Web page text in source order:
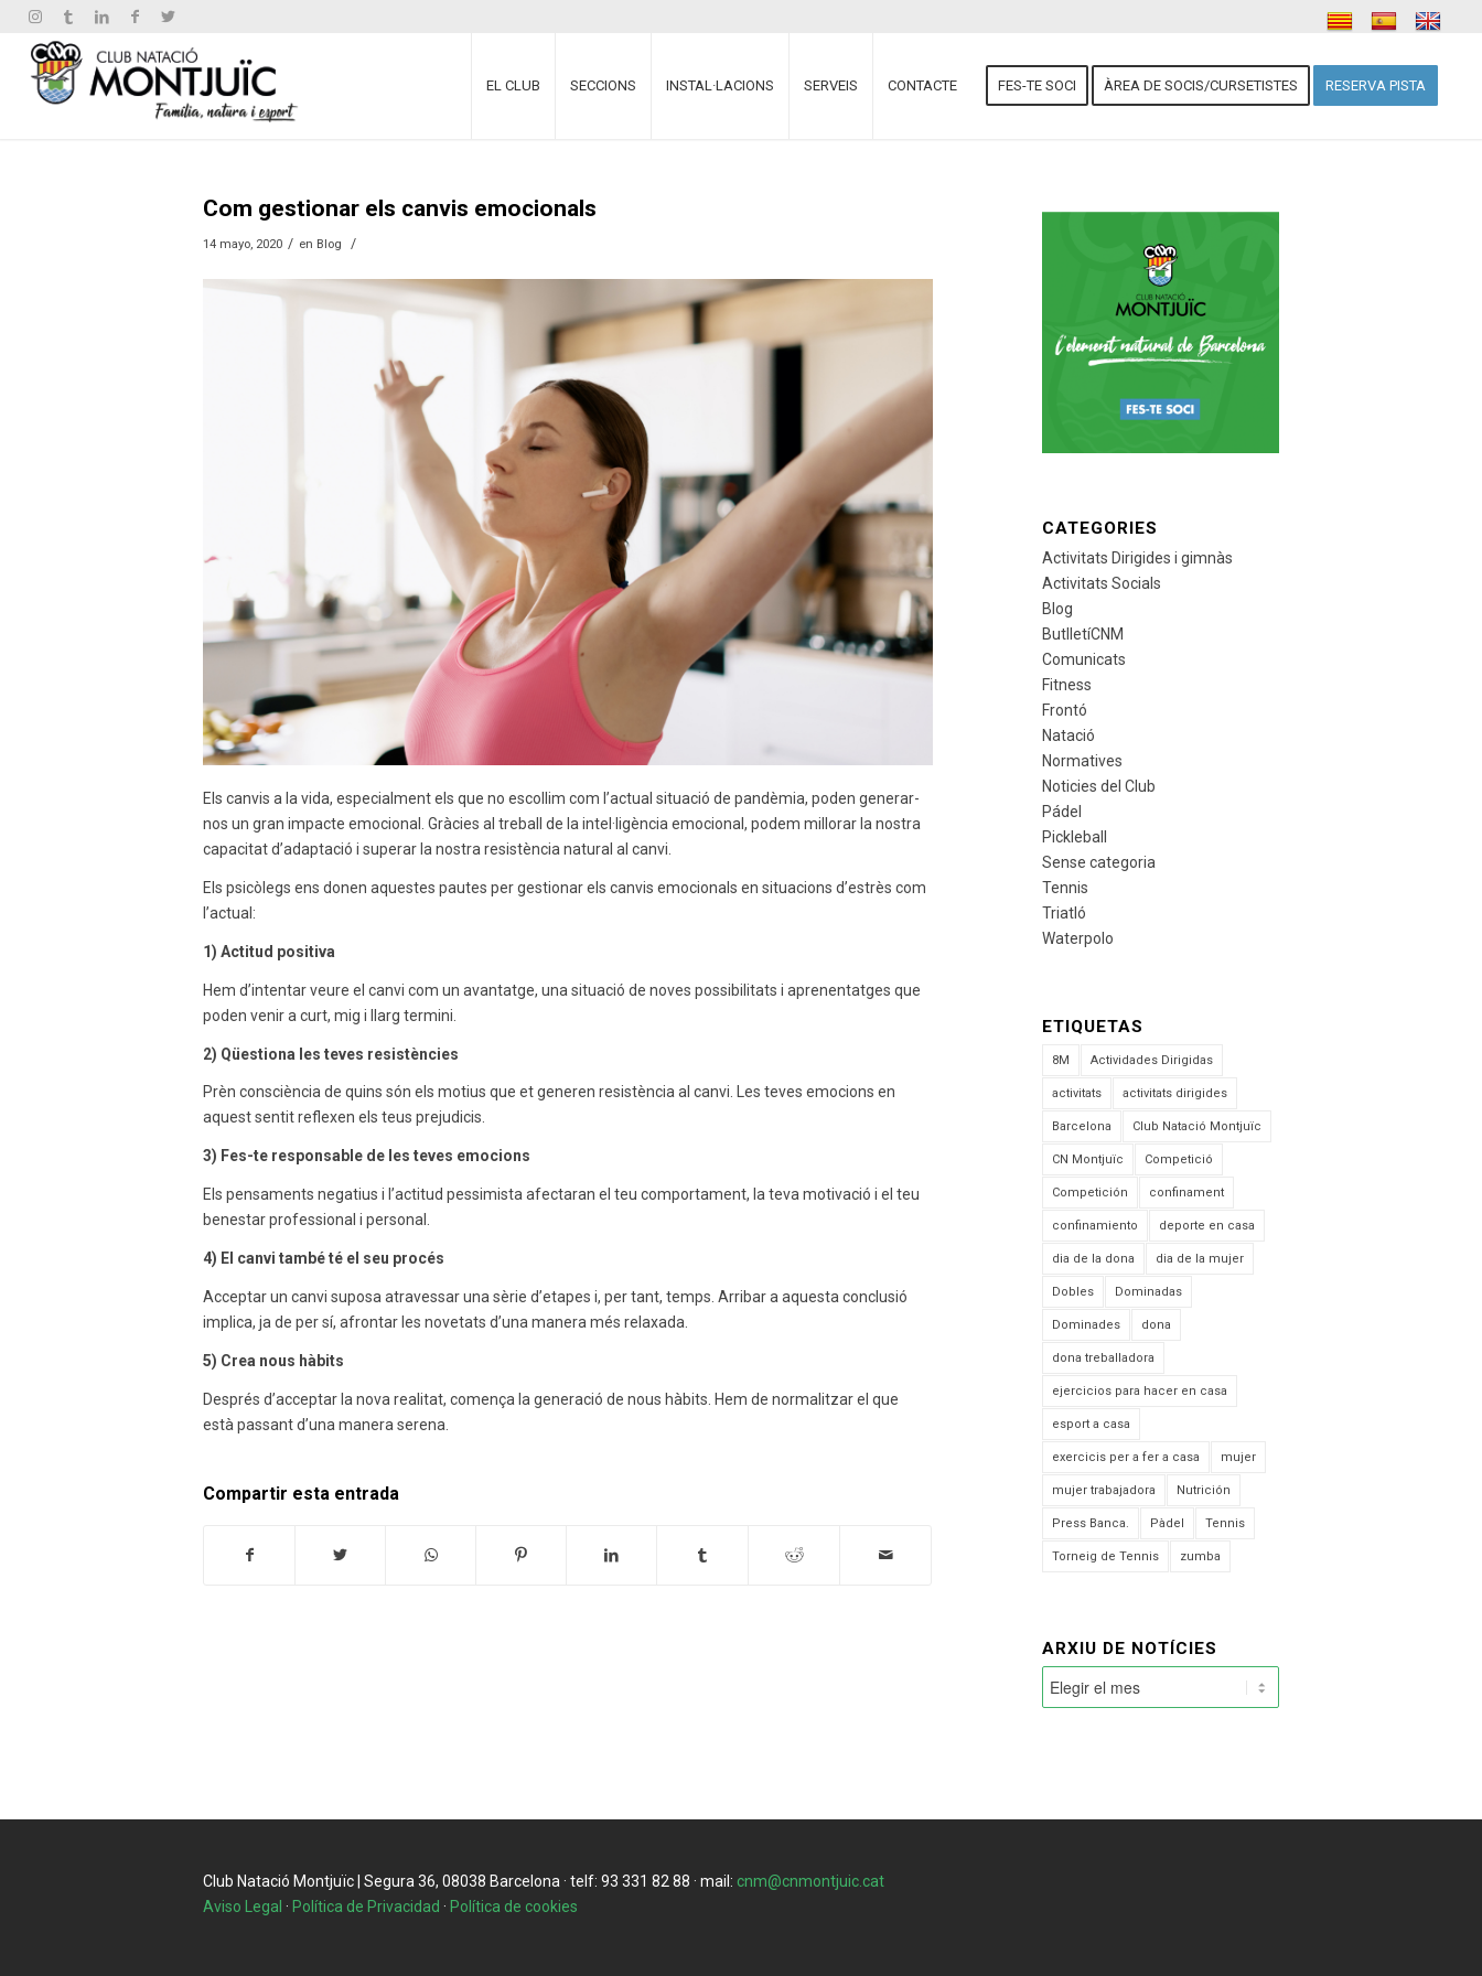
EL CLUB SECCIONS INSTAL·LACIONS SERVEIS CONTACTE FES-TE SOCI ÀREA DE SOCIS/CURSETISTES RESERVA PISTA
Com gestionar els canvis emocionals
14 mayo, 2020 / en Blog /
Els canvis a la vida, especialment els que no escollim com l’actual situació de pandèmia, poden generar-
nos un gran impacte emocional. Gràcies al treball de la intel·ligència emocional, podem millorar la nostra
capacitat d’adaptació i superar la nostra resistència natural al canvi.
Els psicòlegs ens donen aquestes pautes per gestionar els canvis emocionals en situacions d’estrès com
l’actual:
1) Actitud positiva
Hem d’intentar veure el canvi com un avantatge, una situació de noves possibilitats i aprenentatges que
poden venir a curt, mig i llarg termini.
2) Qüestiona les teves resistències
Prèn consciència de quins són els motius que et generen resistència al canvi. Les teves emocions en
aquest sentit reflexen els teus prejudicis.
3) Fes-te responsable de les teves emocions
Els pensaments negatius i l’actitud pessimista afectaran el teu comportament, la teva motivació i el teu
benestar professional i personal.
4) El canvi també té el seu procés
Acceptar un canvi suposa atravessar una sèrie d’etapes i, per tant, temps. Arribar a aquesta conclusió
implica, ja de per sí, afrontar les novetats d’una manera més relaxada.
5) Crea nous hàbits
Després d’acceptar la nova realitat, comença la generació de nous hàbits. Hem de normalitzar el que
està passant d’una manera serena.
Compartir esta entrada
CATEGORIES
Activitats Dirigides i gimnàs
Activitats Socials
Blog
ButlletíCNM
Comunicats
Fitness
Frontó
Natació
Normatives
Noticies del Club
Pádel
Pickleball
Sense categoria
Tennis
Triatló
Waterpolo
ETIQUETAS
8M Actividades Dirigidas
activitats activitats dirigides
Barcelona Club Natació Montjuïc
CN Montjuïc Competició
Competición confinament
confinamiento deporte en casa
dia de la dona dia de la mujer
Dobles Dominadas
Dominades dona
dona treballadora
ejercicios para hacer en casa
esport a casa
exercicis per a fer a casa mujer
mujer trabajadora Nutrición
Press Banca. Pàdel Tennis
Torneig de Tennis zumba
ARXIU DE NOTÍCIES
Club Natació Montjuïc | Segura 36, 08038 Barcelona · telf: 93 331 82 88 · mail: cnm@cnmontjuic.cat
Aviso Legal ·Política de Privacidad ·Política de cookies